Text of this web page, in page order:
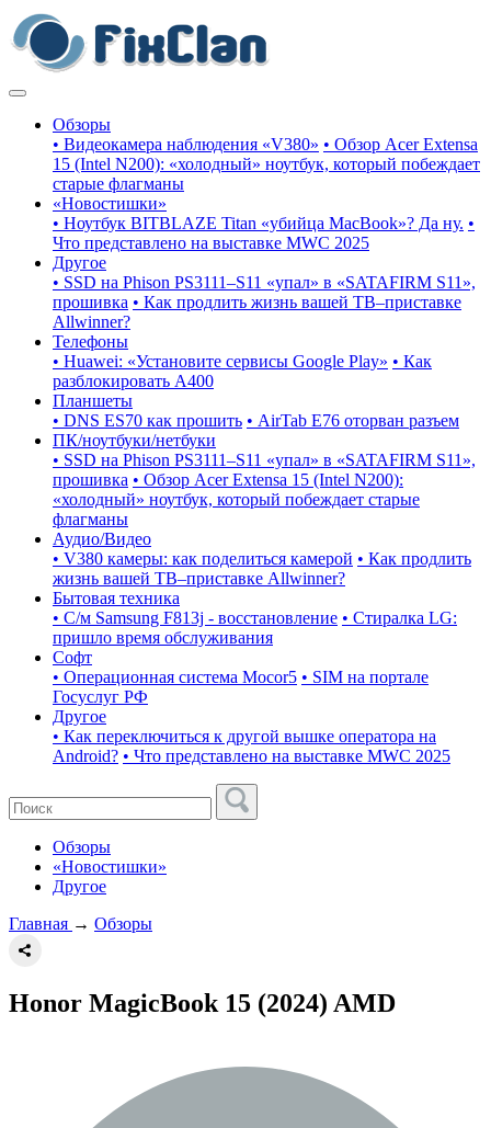
Обзоры
• Видеокамера наблюдения «V380» • Обзор Acer Extensa
15 (Intel N200): «холодный» ноутбук, который побеждает
старые флагманы
«Новостишки»
• Ноутбук BITBLAZE Titan «убийца MacBook»? Да ну. •
Что представлено на выставке MWC 2025
Другое
• SSD на Phison PS3111–S11 «упал» в «SATAFIRM S11»,
прошивка • Как продлить жизнь вашей ТВ–приставке
Allwinner?
Телефоны
• Huawei: «Установите сервисы Google Play» • Как
разблокировать A400
Планшеты
• DNS ES70 как прошить • AirTab E76 оторван разъем
ПК/ноутбуки/нетбуки
• SSD на Phison PS3111–S11 «упал» в «SATAFIRM S11»,
прошивка • Обзор Acer Extensa 15 (Intel N200):
«холодный» ноутбук, который побеждает старые
флагманы
Аудио/Видео
• V380 камеры: как поделиться камерой • Как продлить
жизнь вашей ТВ–приставке Allwinner?
Бытовая техника
• С/м Samsung F813j - восстановление • Стиралка LG:
пришло время обслуживания
Софт
• Операционная система Mocor5 • SIM на портале
Госуслуг РФ
Другое
• Как переключиться к другой вышке оператора на
Android? • Что представлено на выставке MWC 2025
Обзоры
«Новостишки»
Другое
Главная → Обзоры
Honor MagicBook 15 (2024) AMD